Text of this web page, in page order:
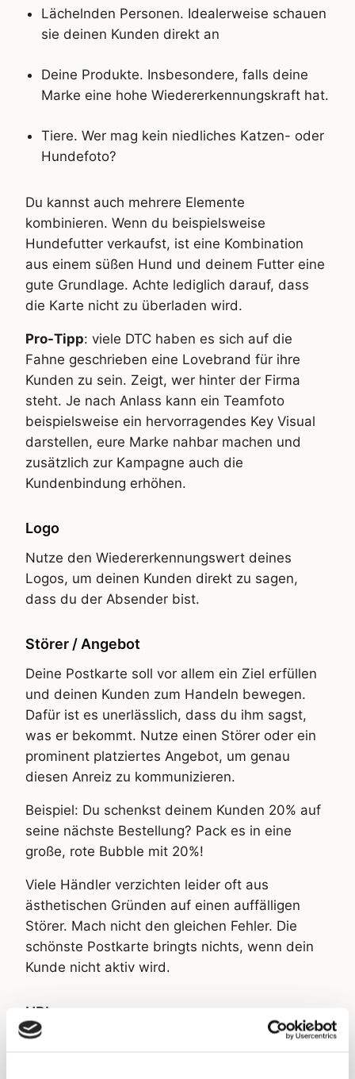
Lächelnden Personen. Idealerweise schauen
sie deinen Kunden direkt an
Deine Produkte. Insbesondere, falls deine
Marke eine hohe Wiedererkennungskraft hat.
Tiere. Wer mag kein niedliches Katzen- oder
Hundefoto?
Du kannst auch mehrere Elemente
kombinieren. Wenn du beispielsweise
Hundefutter verkaufst, ist eine Kombination
aus einem süßen Hund und deinem Futter eine
gute Grundlage. Achte lediglich darauf, dass
die Karte nicht zu überladen wird.
Pro-Tipp: viele DTC haben es sich auf die
Fahne geschrieben eine Lovebrand für ihre
Kunden zu sein. Zeigt, wer hinter der Firma
steht. Je nach Anlass kann ein Teamfoto
beispielsweise ein hervorragendes Key Visual
darstellen, eure Marke nahbar machen und
zusätzlich zur Kampagne auch die
Kundenbindung erhöhen.
Logo
Nutze den Wiedererkennungswert deines
Logos, um deinen Kunden direkt zu sagen,
dass du der Absender bist.
Störer / Angebot
Deine Postkarte soll vor allem ein Ziel erfüllen
und deinen Kunden zum Handeln bewegen.
Dafür ist es unerlässlich, dass du ihm sagst,
was er bekommt. Nutze einen Störer oder ein
prominent platziertes Angebot, um genau
diesen Anreiz zu kommunizieren.
Beispiel: Du schenkst deinem Kunden 20% auf
seine nächste Bestellung? Pack es in eine
große, rote Bubble mit 20%!
Viele Händler verzichten leider oft aus
ästhetischen Gründen auf einen auffälligen
Störer. Mach nicht den gleichen Fehler. Die
schönste Postkarte bringts nichts, wenn dein
Kunde nicht aktiv wird.
URL
Abhängig davon, wie voll deine Vorderseite